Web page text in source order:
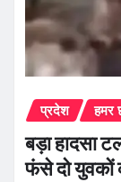
प्रदेश हमर
बड़ा हादसा
फंसे दो युवकों